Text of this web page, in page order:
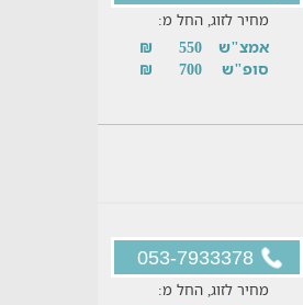
מחיר לזוג, החל מ:
אמצ"ש 550
₪
סופ"ש
700
₪
053-7933378
מחיר לזוג, החל מ: